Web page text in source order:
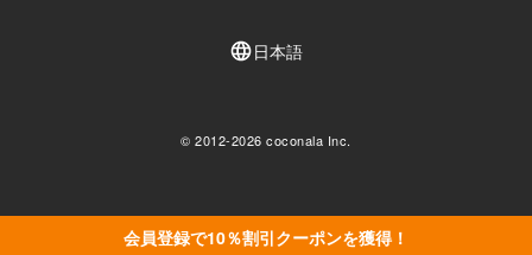
会員登録で10％割引クーポンを獲得！